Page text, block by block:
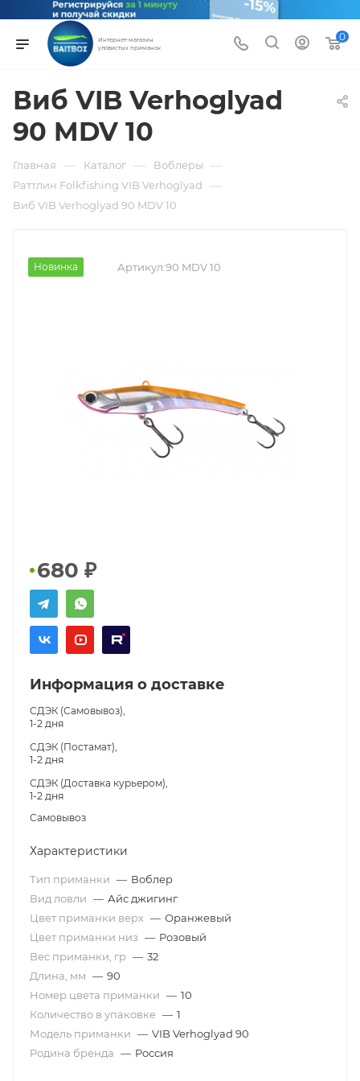
Интернет-магазин
уловистых приманок
0
Виб VIB Verhoglyad
90 MDV 10
Главная — Каталог — Воблеры —
Раттлин Folkfishing VIB Verhoglyad —
Виб VIB Verhoglyad 90 MDV 10
Новинка Артикул:90 MDV 10
680 ₽
Информация о доставке
СДЭК (Самовывоз),
1-2 дня
СДЭК (Постамат),
1-2 дня
СДЭК (Доставка курьером),
1-2 дня
Самовывоз
Характеристики
Тип приманки — Воблер
Вид ловли — Айс джигинг
Цвет приманки верх — Оранжевый
Цвет приманки низ — Розовый
Вес приманки, гр — 32
Длина, мм — 90
Номер цвета приманки — 10
Количество в упаковке — 1
Модель приманки — VIB Verhoglyad 90
Родина бренда — Россия